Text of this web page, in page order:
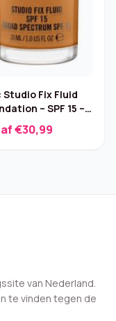
Studio Fix Fluid
– SPF 15 –
€30,99
van Nederland.
te vinden tegen de